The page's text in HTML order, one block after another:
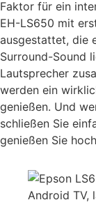
Faktor für ein
EH-LS650 mit
ausgestattet, die
Surround-Sound
Lautsprecher
werden ein
genießen. Und
schließen Sie
genießen Sie